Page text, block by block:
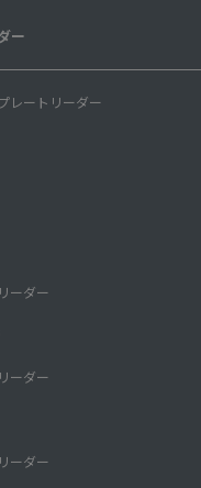
ー
レートリーダー
ーダー
ーダー
ーダー